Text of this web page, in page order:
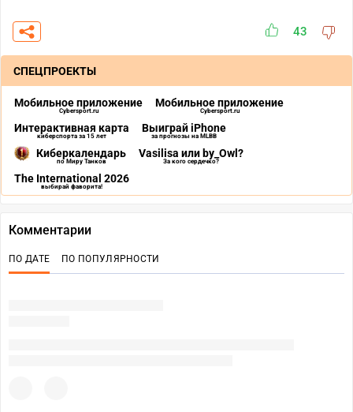
43
СПЕЦПРОЕКТЫ
Мобильное приложение
Cybersport.ru
Мобильное приложение
Cybersport.ru
Интерактивная карта
киберспорта за 15 лет
Выиграй iPhone
за прогнозы на MLBB
Киберкалендарь
по Миру Танков
Vasilisa или by_Owl?
За кого сердечко?
The International 2026
выбирай фаворита!
Комментарии
ПО ДАТЕ ПО ПОПУЛЯРНОСТИ